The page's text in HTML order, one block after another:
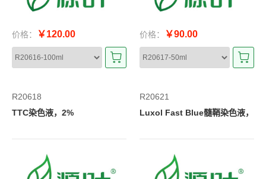
价格： ￥120.00 价格： ￥90.00
R20618
TTC染色液，2%
R20621
Luxol Fast Blue髓鞘染色液，